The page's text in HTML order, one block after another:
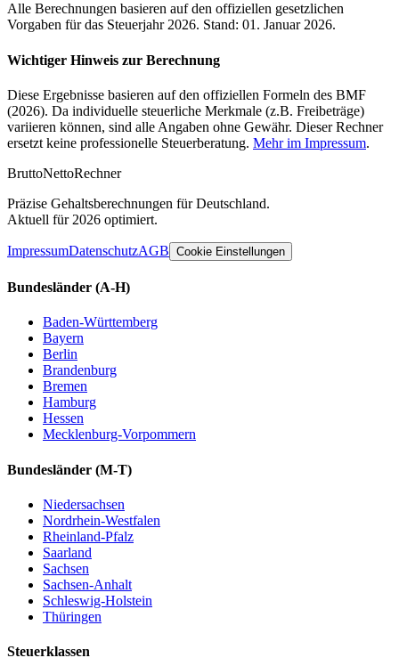
Alle Berechnungen basieren auf den offiziellen gesetzlichen
Vorgaben für das Steuerjahr 2026. Stand: 01. Januar 2026.
Wichtiger Hinweis zur Berechnung
Diese Ergebnisse basieren auf den offiziellen Formeln des BMF
(2026). Da individuelle steuerliche Merkmale (z.B. Freibeträge)
variieren können, sind alle Angaben ohne Gewähr. Dieser Rechner
ersetzt keine professionelle Steuerberatung. Mehr im Impressum.
BruttoNettoRechner
Präzise Gehaltsberechnungen für Deutschland.
Aktuell für 2026 optimiert.
ImpressumDatenschutzAGB Cookie Einstellungen
Bundesländer (A-H)
Baden-Württemberg
Bayern
Berlin
Brandenburg
Bremen
Hamburg
Hessen
Mecklenburg-Vorpommern
Bundesländer (M-T)
Niedersachsen
Nordrhein-Westfalen
Rheinland-Pfalz
Saarland
Sachsen
Sachsen-Anhalt
Schleswig-Holstein
Thüringen
Steuerklassen